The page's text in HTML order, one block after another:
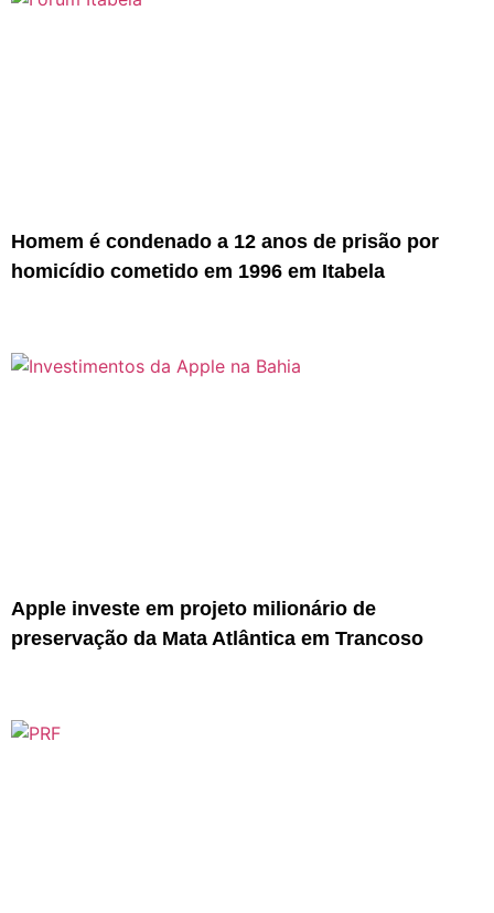
Homem é condenado a 12 anos de prisão por
homicídio cometido em 1996 em Itabela
Apple investe em projeto milionário de
preservação da Mata Atlântica em Trancoso